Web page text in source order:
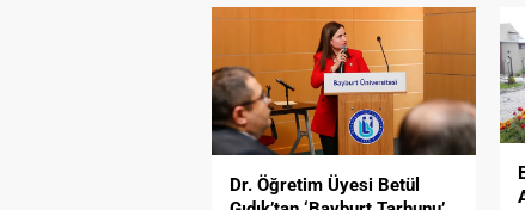
Dr. Öğretim Üyesi Betül